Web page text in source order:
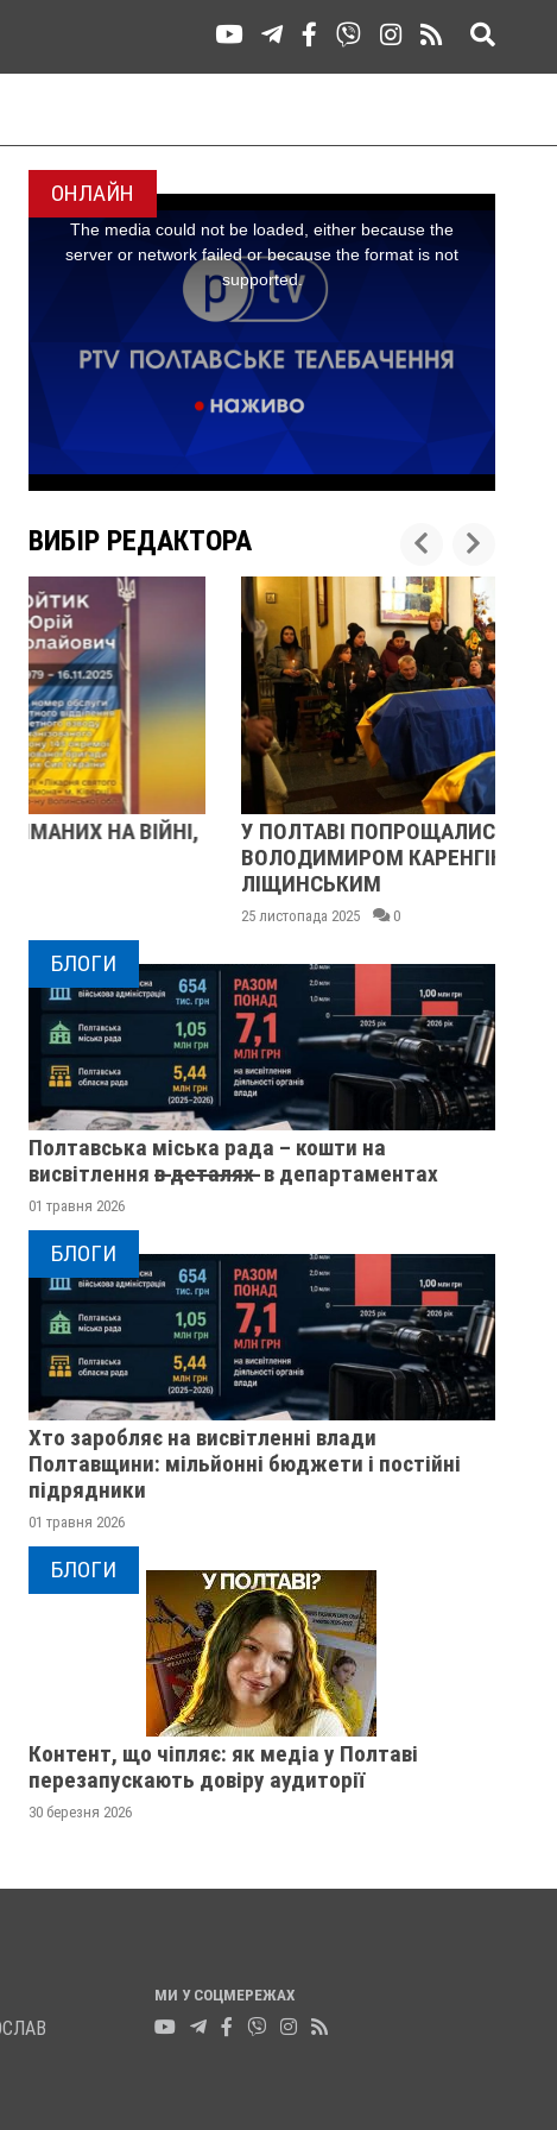
РЕВОЛЮЦІЯ ГІДНОСТІ 2013
ОЧИМА УЧАСНИЦІ
0
МАШИНА НАЇХАЛА
НОГУ
21 листопада 2025
ОНЛАЙН
ВИБІР РЕДАКТОРА
У ПОЛТАВІ ПОПРОЩАЛИСЯ ІЗ ВІЙСЬКОВИМИ
ВОЛОДИМИРОМ КАРЕНГІНИМ ТА ОЛЕГОМ
БЛОГИ
Полтавська міська рада – кошти на
висвітлення в̶ ̶д̶е̶т̶а̶л̶я̶х̶ ̶ в департаментах
01 травня 2026
БЛОГИ
Хто заробляє на висвітленні влади
Полтавщини: мільйонні бюджети і постійні
підрядники
01 травня 2026
БЛОГИ
Контент, що чіпляє: як медіа у Полтаві
перезапускають довіру аудиторії
30 березня 2026
МИ У СОЦМЕРЕЖАХ